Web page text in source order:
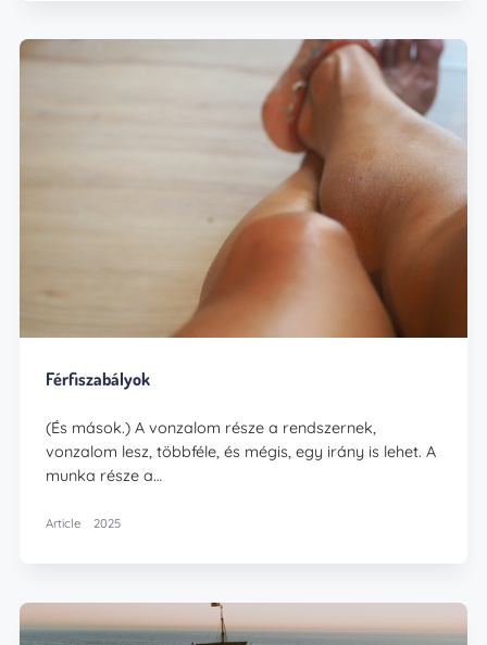
Férfiszabályok
(És mások.) A vonzalom része a rendszernek,
vonzalom lesz, többféle, és mégis, egy irány is lehet. A
munka része a…
Article 2025